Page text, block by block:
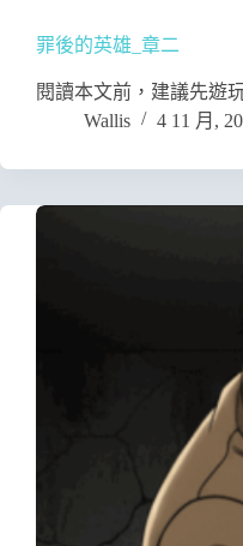
罪後的英雄_章二
閱讀本文前，建議先遊
Wallis
4 11 月,